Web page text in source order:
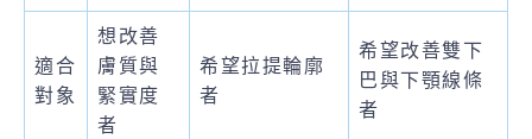
適合
對象
想改善
膚質與
緊實度
者
希望拉提輪廓
者
希望改善雙下
巴與下顎線條
者